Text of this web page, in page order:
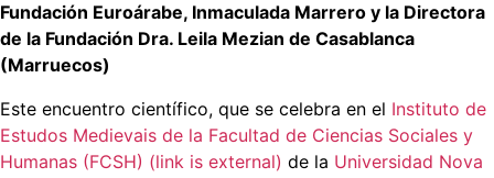
Fundación Euroárabe, Inmaculada Marrero y la Directora
de la Fundación Dra. Leila Mezian de Casablanca
(Marruecos)
Este encuentro científico, que se celebra en el Instituto de
Estudos Medievais de la Facultad de Ciencias Sociales y
Humanas (FCSH) (link is external) de la Universidad Nova